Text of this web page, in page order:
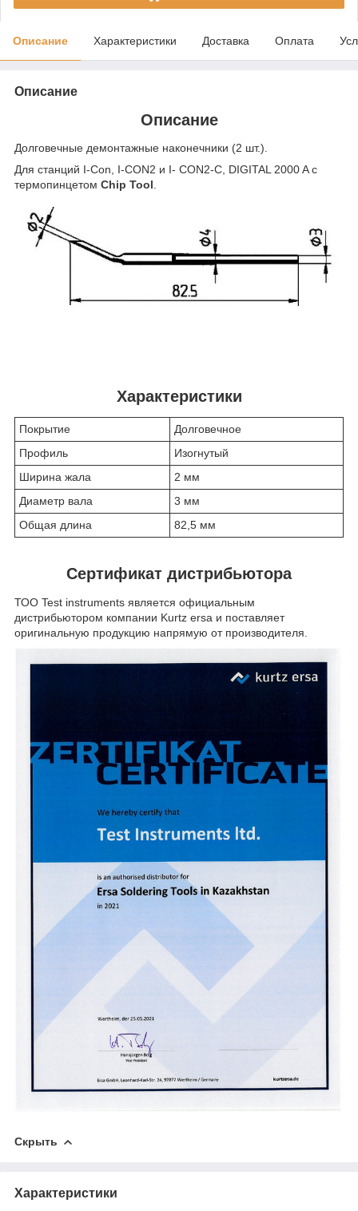
Описание Характеристики Доставка Оплата
Описание
Описание
Долговечные демонтажные наконечники (2 шт.).
Для станций I-Con, I-CON2 и I- CON2-C, DIGITAL 2000 A c
термопинцетом Chip Tool.
Характеристики
Покрытие
Долговечное
Профиль
Изогнутый
Ширина жала
2 мм
Диаметр вала
3 мм
Общая длина
82,5 мм
Сертификат дистрибьютора
ТОО Test instruments является официальным
дистрибьютором компании Kurtz ersa и поставляет
оригинальную продукцию напрямую от производителя.
Скрыть
Характеристики